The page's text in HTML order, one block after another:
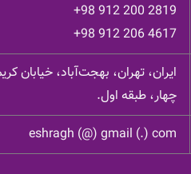
+98 912 200 2819
+98 912 206 4617
ایران، تهران، بهجت‌آباد،
چهار، طبقه اول.
eshragh (@) gmail (.) com